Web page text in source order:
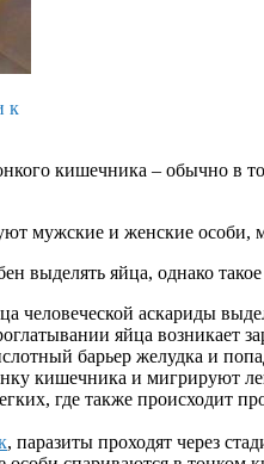
к
кишечника – обычно в
мужские и женские особи,
выделять яйца, однако
человеческой аскариды
яйца возникает
барьер желудка и
кишечника и мигрируют
где также происходит
, паразиты проходят через